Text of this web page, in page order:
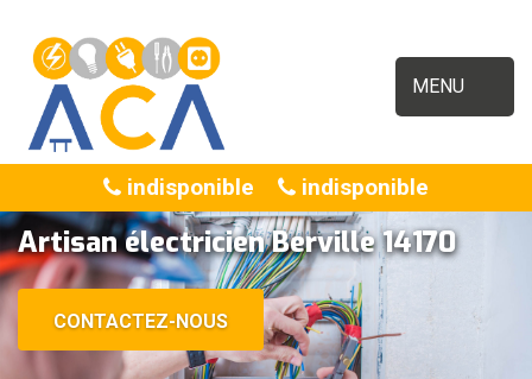
MENU
indisponible indisponible
Artisan électricien Berville 14170
CONTACTEZ-NOUS